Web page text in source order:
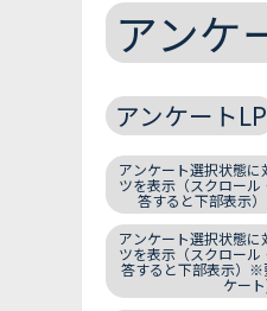
アンケ
アンケートLP
アンケート選択状態に
ツを表示（スクロール
答すると下部表示
アンケート選択状態に
ツを表示（スクロール
答すると下部表示）
ケー